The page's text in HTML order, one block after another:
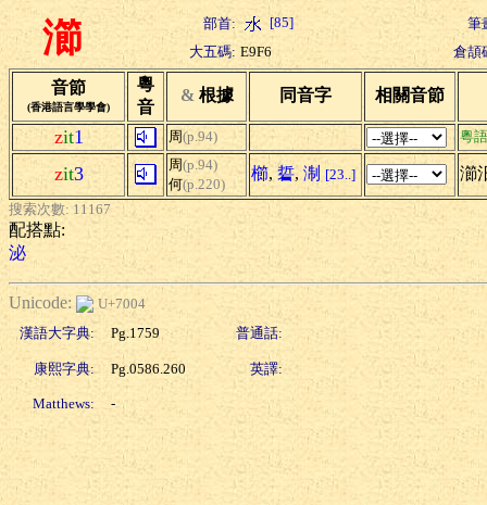
瀄 部首: [85]
筆
大五碼: E9F6 倉頡
音節
(香港語言學學會)
粵
音
& 根據 同音字 相關音節
zit1 周(p.94) 粵
zit3 周(p.94)
何(p.220)
櫛, 硩, 淛 [23..] 瀄
搜索次數: 11167
配搭點:
泌
Unicode:
U+7004
漢語大字典:
Pg.1759 普通話:
康熙字典: Pg.0586.260 英譯:
Matthews: -